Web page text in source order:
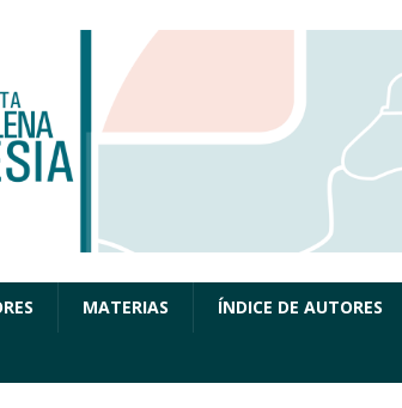
MATERIAS ÍNDICE DE AUTORES